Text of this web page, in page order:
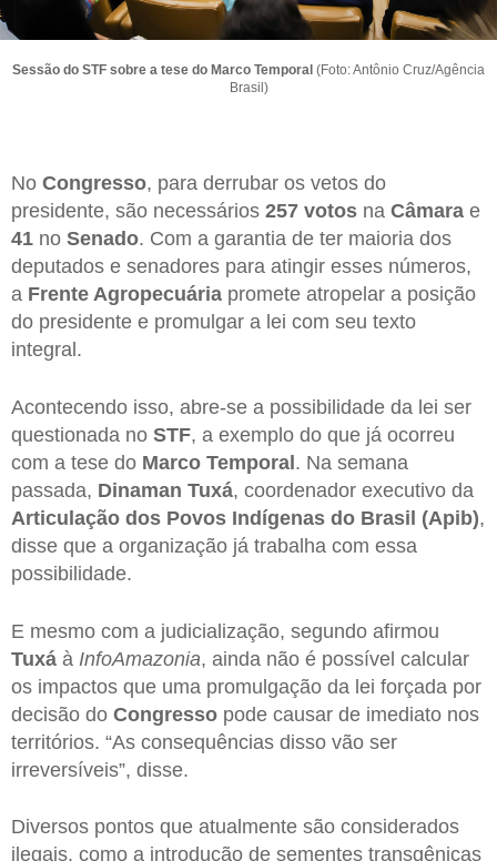
Sessão do STF sobre a tese do Marco Temporal (Foto: Antônio Cruz/Agência
Brasil)
No Congresso, para derrubar os vetos do
presidente, são necessários 257 votos na Câmara e
41 no Senado. Com a garantia de ter maioria dos
deputados e senadores para atingir esses números,
a Frente Agropecuária promete atropelar a posição
do presidente e promulgar a lei com seu texto
integral.
Acontecendo isso, abre-se a possibilidade da lei ser
questionada no STF, a exemplo do que já ocorreu
com a tese do Marco Temporal. Na semana
passada, Dinaman Tuxá, coordenador executivo da
Articulação dos Povos Indígenas do Brasil (Apib),
disse que a organização já trabalha com essa
possibilidade.
E mesmo com a judicialização, segundo afirmou
Tuxá à InfoAmazonia, ainda não é possível calcular
os impactos que uma promulgação da lei forçada por
decisão do Congresso pode causar de imediato nos
territórios. “As consequências disso vão ser
irreversíveis”, disse.
Diversos pontos que atualmente são considerados
ilegais, como a introdução de sementes transgênicas